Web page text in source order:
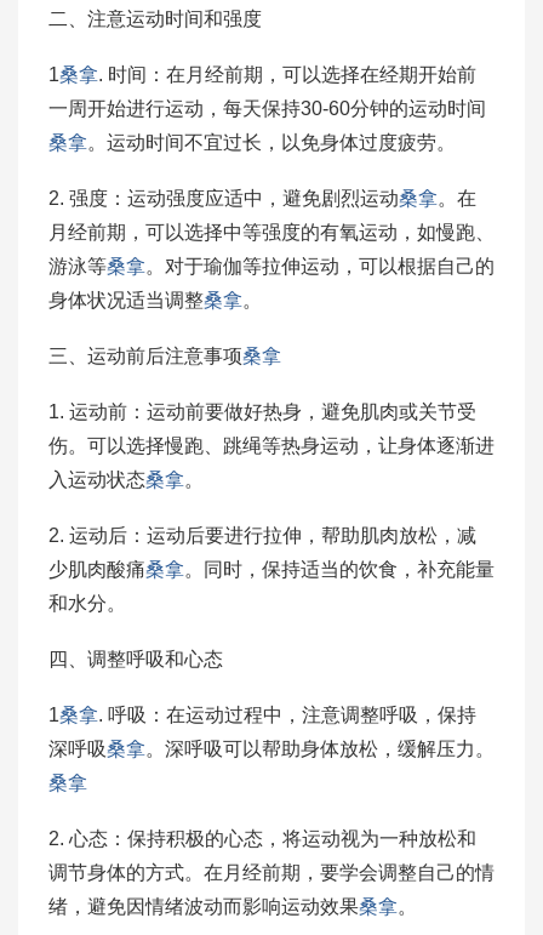
二、注意运动时间和强度
1桑拿. 时间：在月经前期，可以选择在经期开始前
一周开始进行运动，每天保持30-60分钟的运动时间
桑拿。运动时间不宜过长，以免身体过度疲劳。
2. 强度：运动强度应适中，避免剧烈运动桑拿。在
月经前期，可以选择中等强度的有氧运动，如慢跑、
游泳等桑拿。对于瑜伽等拉伸运动，可以根据自己的
身体状况适当调整桑拿。
三、运动前后注意事项桑拿
1. 运动前：运动前要做好热身，避免肌肉或关节受
伤。可以选择慢跑、跳绳等热身运动，让身体逐渐进
入运动状态桑拿。
2. 运动后：运动后要进行拉伸，帮助肌肉放松，减
少肌肉酸痛桑拿。同时，保持适当的饮食，补充能量
和水分。
四、调整呼吸和心态
1桑拿. 呼吸：在运动过程中，注意调整呼吸，保持
深呼吸桑拿。深呼吸可以帮助身体放松，缓解压力。
桑拿
2. 心态：保持积极的心态，将运动视为一种放松和
调节身体的方式。在月经前期，要学会调整自己的情
绪，避免因情绪波动而影响运动效果桑拿。